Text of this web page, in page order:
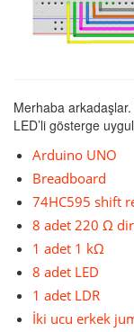
Merhaba
LED’li gösterge
Arduino UNO
Breadboard
74HC595 shift
8 adet 220 Ω
1 adet 1 kΩ
8 adet LED
1 adet LDR
İki ucu erkek